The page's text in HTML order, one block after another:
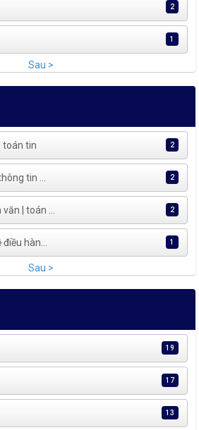
2
1
Sau >
toán tin 2
tin ... 2
| toán ... 2
hàn... 1
Sau >
19
17
13